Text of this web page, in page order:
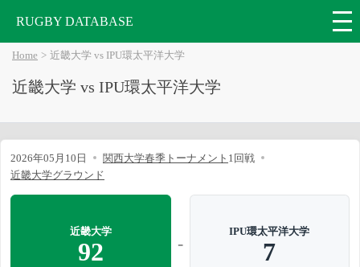
RUGBY DATABASE
Home 近畿大学 vs IPU環太平洋大学
近畿大学 vs IPU環太平洋大学
2026年05月10日 関西大学春季トーナメント 1回戦
近畿大学グラウンド
近畿大学
92 -
IPU環太平洋大学
7